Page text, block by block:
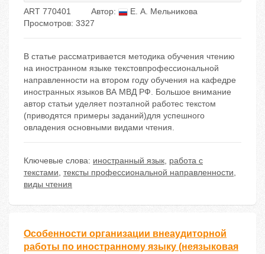
ART 770401 Автор:
Е. А. Мельникова
Просмотров: 3327
В статье рассматривается методика обучения чтению
на иностранном языке текстовпрофессиональной
направленности на втором году обучения на кафедре
иностранных языков ВА МВД РФ. Большое внимание
автор статьи уделяет поэтапной работес текстом
(приводятся примеры заданий)для успешного
овладения основными видами чтения.
Ключевые слова: иностранный язык, работа с
текстами, тексты профессиональной направленности,
виды чтения
Особенности организации внеаудиторной
работы по иностранному языку (неязыковая